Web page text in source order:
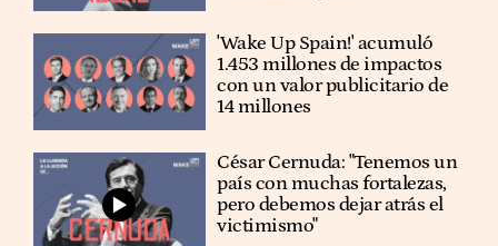
'Wake Up Spain!' acumuló
1.453 millones de impactos
con un valor publicitario de
14 millones
César Cernuda: "Tenemos un
país con muchas fortalezas,
pero debemos dejar atrás el
victimismo"